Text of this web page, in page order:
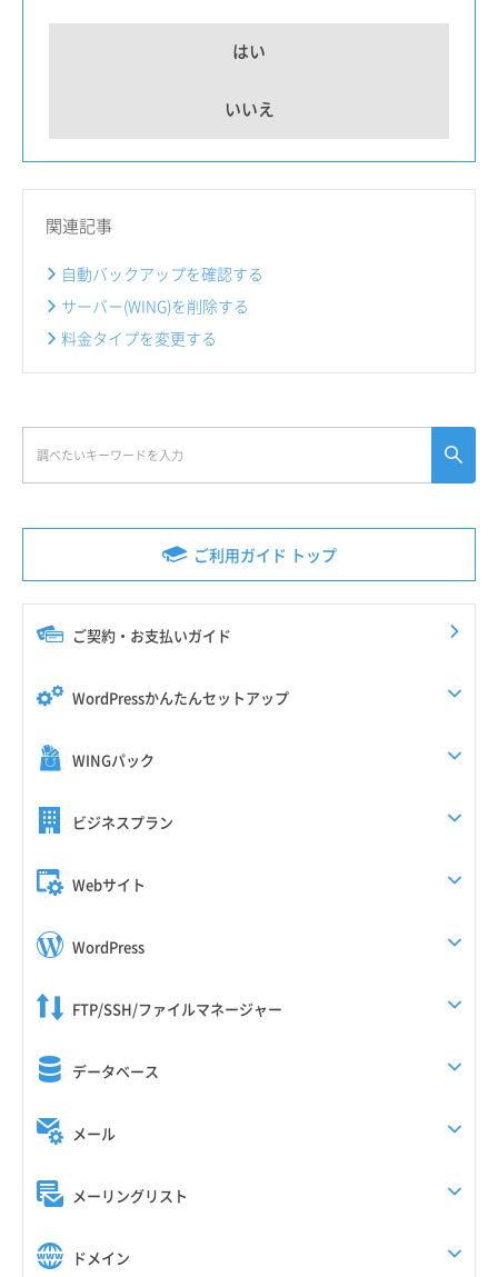
ご利用ガイド トップ
ご契約・お支払いガイド
WordPressかんたんセットアップ
WINGパック
ビジネスプラン
Webサイト
WordPress
FTP/SSH/ファイルマネージャー
データベース
メール
メーリングリスト
ドメイン
はい
いいえ
関連記事
自動バックアップを確認する
サーバー(WING)を削除する
料金タイプを変更する